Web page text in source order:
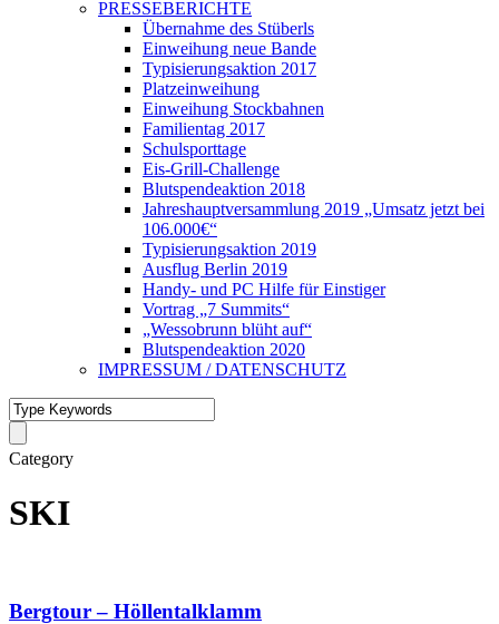
PRESSEBERICHTE
Übernahme des Stüberls
Einweihung neue Bande
Typisierungsaktion 2017
Platzeinweihung
Einweihung Stockbahnen
Familientag 2017
Schulsporttage
Eis-Grill-Challenge
Blutspendeaktion 2018
Jahreshauptversammlung 2019 „Umsatz jetzt bei
106.000€“
Typisierungsaktion 2019
Ausflug Berlin 2019
Handy- und PC Hilfe für Einstiger
Vortrag „7 Summits“
„Wessobrunn blüht auf“
Blutspendeaktion 2020
IMPRESSUM / DATENSCHUTZ
Category
SKI
Bergtour – Höllentalklamm